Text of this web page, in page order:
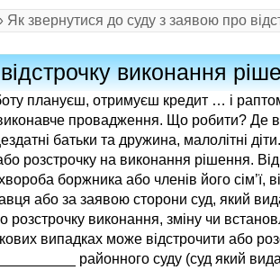
Як звернутися до суду з заявою про
виконання
плануєш, отримуєш кредит … і
провадження. Що робити? Де
батьки та дружина, малолітні
розстрочку на виконання рішення.
боржника або членів його сім’ї,
або за заявою сторони суд, який
розстрочку виконання, зміну чи
випадках може відстрочити або
районного суду (суд який